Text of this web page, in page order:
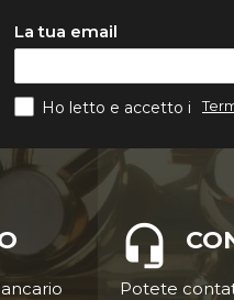
La tua email
Ho letto e accetto i
Potete